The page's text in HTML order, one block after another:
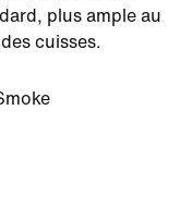
plus ample au
cuisses.